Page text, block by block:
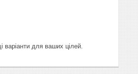
варіанти для ваших цілей.